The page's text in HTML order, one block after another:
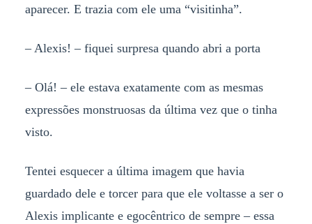
aparecer. E trazia com ele uma “visitinha”.
– Alexis! – fiquei surpresa quando abri a porta
– Olá! – ele estava exatamente com as mesmas
expressões monstruosas da última vez que o tinha
visto.
Tentei esquecer a última imagem que havia
guardado dele e torcer para que ele voltasse a ser o
Alexis implicante e egocêntrico de sempre – essa